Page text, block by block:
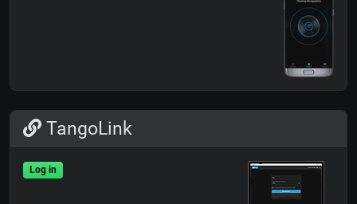
TangoLink
Log in